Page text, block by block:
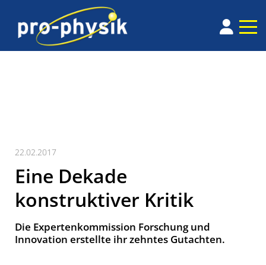
22.02.2017
Eine Dekade
konstruktiver Kritik
Die Expertenkommission Forschung und
Innovation erstellte ihr zehntes Gutachten.